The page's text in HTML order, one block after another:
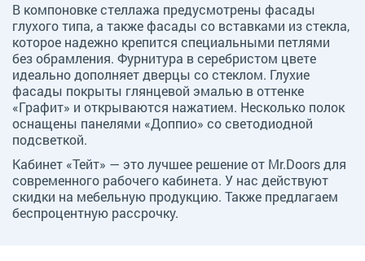
В компоновке стеллажа предусмотрены фасады
глухого типа, а также фасады со вставками из стекла,
которое надежно крепится специальными петлями
без обрамления. Фурнитура в серебристом цвете
идеально дополняет дверцы со стеклом. Глухие
фасады покрыты глянцевой эмалью в оттенке
«Графит» и открываются нажатием. Несколько полок
оснащены панелями «Доппио» со светодиодной
подсветкой.
Кабинет «Тейт» — это лучшее решение от Mr.Doors для
современного рабочего кабинета. У нас действуют
скидки на мебельную продукцию. Также предлагаем
беспроцентную рассрочку.